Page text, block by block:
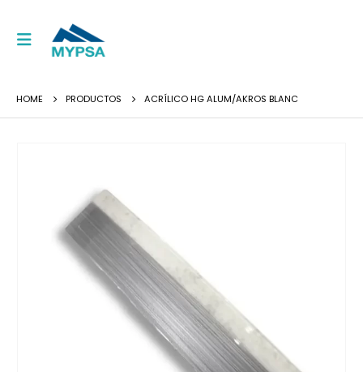
HOME PRODUCTOS ACRÍLICO HG ALUM/AKROS BLANC